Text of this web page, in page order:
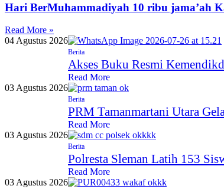
Hari BerMuhammadiyah 10 ribu jama’ah
Read More »
04 Agustus 2026
Berita
Akses Buku Resmi
Read More
03 Agustus 2026
Berita
PRM Tamanmartani Utara
Read More
03 Agustus 2026
Berita
Polresta Sleman Latih 153
Read More
03 Agustus 2026